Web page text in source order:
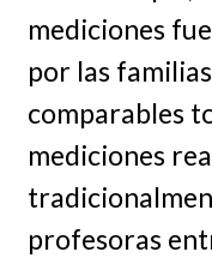
mediciones
por las
comparables
mediciones
profesoras